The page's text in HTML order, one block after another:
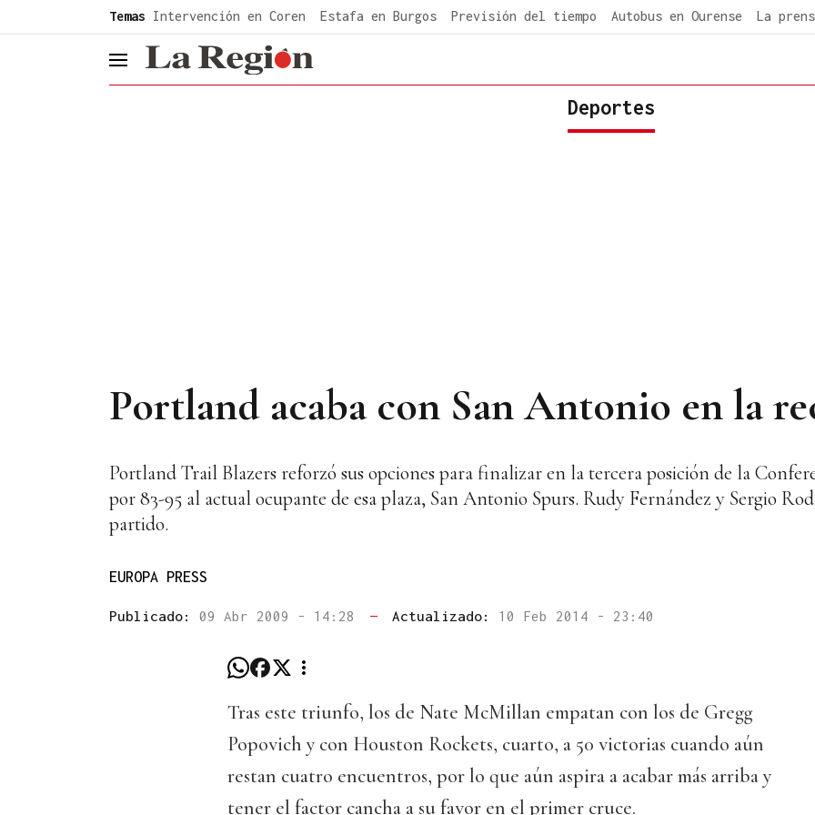
Temas Intervención en Coren Estafa en Burgos Previsión del tiempo Autobus en Ourense La
header.menu.open
Deportes
Portland acaba con San Antonio en la
Portland Trail Blazers reforzó sus opciones para finalizar en la tercera posición de la
por 83-95 al actual ocupante de esa plaza, San Antonio Spurs. Rudy Fernández y Sergio
partido.
EUROPA PRESS
Publicado: 09 Abr 2009 - 14:28 — Actualizado: 10 Feb 2014 - 23:40
Tras este triunfo, los de Nate McMillan empatan con los de Gregg
Popovich y con Houston Rockets, cuarto, a 50 victorias cuando aún
restan cuatro encuentros, por lo que aún aspira a acabar más arriba y
tener el factor cancha a su favor en el primer cruce.